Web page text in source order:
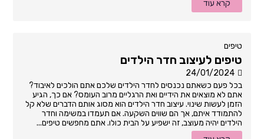
קרא עוד
טיפים
טיפים לעיצוב חדר הילדים
24/01/2024
בכל פעם כשאתם נכנסים לחדר הילדים שלכם אתם הולכים לאיבוד?
אתם לא מוצאים את הידיים ואת הרגליים מרוב העומס? אם כך, הגיע
הזמן לעשות שינוי. עיצוב חדר הילדים הוא מסוג אותם הדברים שלא קל
להתמודד איתם, אך הם שווים השקעה. אם תעמדו במשימה וחדר
הילדים יהיה מעוצב, זה ישפיע על הבית כולו. אתם מחפשים טיפים...